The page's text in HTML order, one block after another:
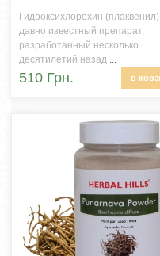
Гидроксихлорохин
давно известный препарат,
разработанный несколько
десятилетий назад ...
510 Грн. в